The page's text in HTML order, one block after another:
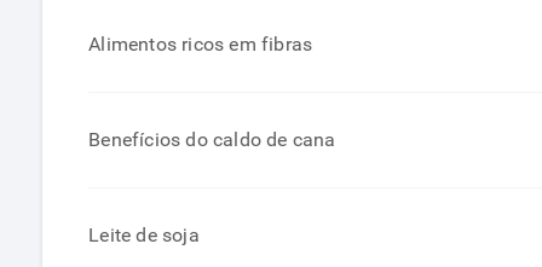
Alimentos ricos em fibras
Benefícios do caldo de cana
Leite de soja